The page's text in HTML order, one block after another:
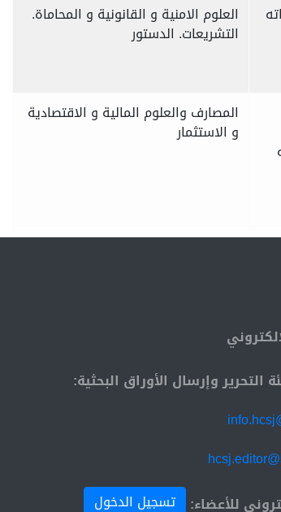
العلوم الامنية و القانونية و المحاماة.
التشريعات. الدستور
المصارف والعلوم المالية و الاقتصادية
و الاستثمار
التحرير وإرسال الأوراق البحثية:
للأعضاء:
تسجيل الدخول